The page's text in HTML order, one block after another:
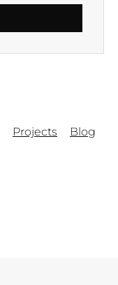
Projects Blog